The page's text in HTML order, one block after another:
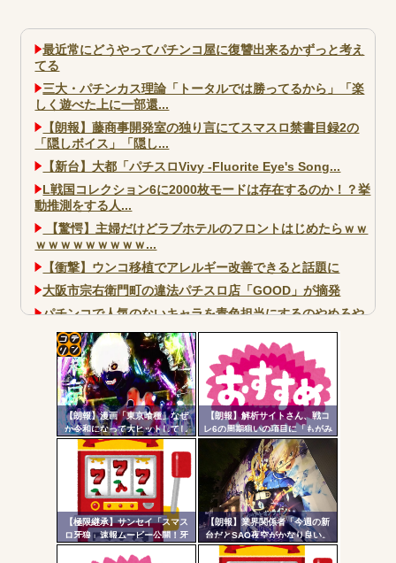
最近常にどうやってパチンコ屋に復讐出来るかずっと考え
てる
三大・パチンカス理論「トータルでは勝ってるから」「楽
しく遊べた上に一部還...
【朗報】藤商事開発室の独り言にてスマスロ禁書目録2の
「隠しボイス」「隠し...
【新台】大都「パチスロVivy -Fluorite Eye's Song...
L戦国コレクション6に2000枚モードは存在するのか！？挙
動推測をする人...
【驚愕】主婦だけどラブホテルのフロントはじめたらｗｗ
ｗｗｗｗｗｗｗｗｗ...
【衝撃】ウンコ移植でアレルギー改善できると話題に
大阪市宗右衛門町の違法パチスロ店「GOOD」が摘発
パチンコで人気のないキャラを青色担当にするのやめろや
ワイ、パチンコ屋店員の目の前で会員カードを握り潰し
「今までありがとう」と...
無職のパチンコカス(22)なんやが、ワイの人生どれくらい
ヤバいか教えて？...
AngelBeats!とかいうクソアニメの思い出ｗｗｗ
Powered by livedoor 相互RSS
【朗報】漫画「東京喰種」なぜ
か令和になって大ヒットしてし
まうｗｗｗ
【朗報】解析サイトさん、戦コ
レ6の周期狙いの項目に「もがみ
んの尻画像」を採用
【極限継承】サンセイ「スマス
ロ牙狼」速報ムービー公開！牙
狼の名に恥じぬ出玉性能がパチ
【朗報】業界関係者「今週の新
台だとSAO夜空がかなり良い。
全国データでNo.1稼働、1000円
コテ
リン
- 固
定リ
ンク
自動
更新
ツー